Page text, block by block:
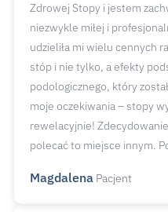
Zdrowej Stopy i jestem
niezwykle miłej i
udzieliła mi wielu cennych
stóp i nie tylko, a efekty
podologicznego, który
moje oczekiwania – stopy
rewelacyjnie!
polecać to miejsce innym.
Magdalena Pacjent